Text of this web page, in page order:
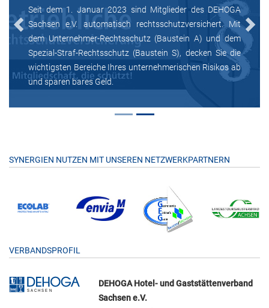
Seit dem 1. Januar 2023 sind Mitglieder des DEHOGA
Sachsen e.V. automatisch rechtsschutzversichert. Mit
dem Unternehmer-Rechtsschutz (Baustein A) und dem
Spezial-Straf-Rechtsschutz (Baustein S), decken Sie die
wichtigsten Bereiche Ihres unternehmerischen Risikos ab
und sparen bares Geld.
Previous Next
SYNERGIEN NUTZEN MIT UNSEREN NETZWERKPARTNERN
VERBANDSPROFIL
DEHOGA Hotel- und Gaststättenverband
Sachsen e.V.